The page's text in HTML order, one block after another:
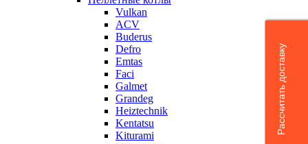
Vulkan
ACV
Buderus
Defro
Emtas
Faci
Galmet
Grandeg
Heiztechnik
Kentatsu
Kiturami
Рассчитать доставку